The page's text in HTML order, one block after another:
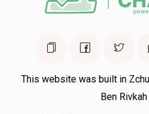
This website was built in
Ben